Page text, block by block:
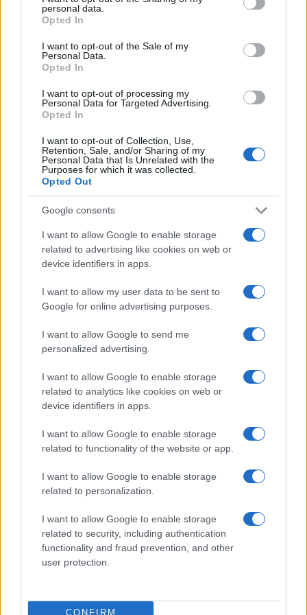
grant or deny consent to Google and its third-party tags to
use your data for below specified purposes in below Google
consent section.
personal data.
Opted In
I want to opt-out of the Sale of my
Personal Data.
Opted In
I want to opt-out of processing my
Personal Data for Targeted Advertising.
Opted In
I want to opt-out of Collection, Use,
Retention, Sale, and/or Sharing of my
Personal Data that Is Unrelated with the
Purposes for which it was collected.
Opted Out
Google consents
I want to allow Google to enable storage
related to advertising like cookies on web or
device identifiers in apps.
I want to allow my user data to be sent to
Google for online advertising purposes.
I want to allow Google to send me
personalized advertising.
I want to allow Google to enable storage
related to analytics like cookies on web or
device identifiers in apps.
I want to allow Google to enable storage
related to functionality of the website or app.
I want to allow Google to enable storage
related to personalization.
I want to allow Google to enable storage
related to security, including authentication
functionality and fraud prevention, and other
user protection.
CONFIRM
csökkenti az ismételt
beavatkozások szükségességét.
A biztonsági profil is ígéretes: a kutatás
során nem jelentettek súlyos
mellékhatásokat. A leggyakoribb panasz
enyhe, átmeneti égő érzés volt vizelés
közben. Különösen figyelemreméltó, hogy
minden résztvevő végigcsinálta a kezelést,
senki sem szakította meg a terápiát
Izraeli Hárpia drónokat vesz a világ
legerősebb hadserege
Következhet a globális áttörés?
Az eredményeket az American Urological
Association éves konferenciáján mutatták be,
amely az urológia egyik legrangosabb
nemzetközi szakmai fóruma. A kezelést
bejelentette, hogy a sikeres II. fázisú
vizsgálat után elindítja a nagyszabású III.
fázisú klinikai teszteket, amelyek döntőek
lehetnek a széles körű engedélyezés
szempontjából.
Chertin professzor szerint a mostani